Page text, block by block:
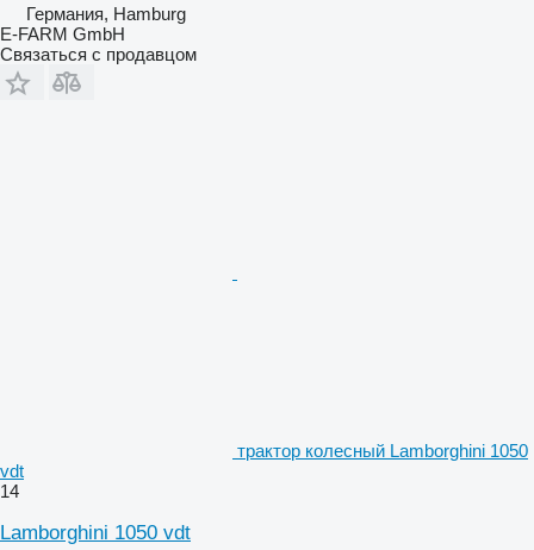
Германия, Hamburg
E-FARM GmbH
Связаться с продавцом
трактор колесный Lamborghini 1050
vdt
14
Lamborghini 1050 vdt